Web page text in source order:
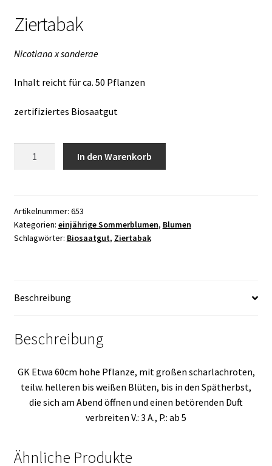
Ziertabak
Nicotiana x sanderae
Inhalt reicht für ca. 50 Pflanzen
zertifiziertes Biosaatgut
In den Warenkorb
Artikelnummer: 653
Kategorien: einjährige Sommerblumen, Blumen
Schlagwörter: Biosaatgut, Ziertabak
Beschreibung
Beschreibung
GK Etwa 60cm hohe Pflanze, mit großen scharlachroten,
teilw. helleren bis weißen Blüten, bis in den Spätherbst,
die sich am Abend öffnen und einen betörenden Duft
verbreiten V.: 3 A., P.: ab 5
Ähnliche Produkte